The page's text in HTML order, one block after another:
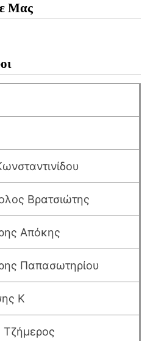
Μας
Βρατσιώτης
Απόκης
Παπασωτηρίου
Κ